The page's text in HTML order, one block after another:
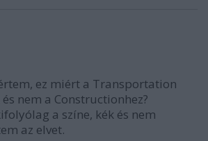
ez miért a Transportation
nem a Constructionhez?
a színe, kék és nem
az elvet.